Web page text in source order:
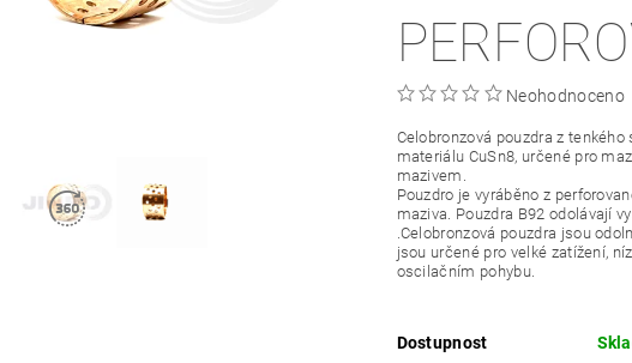
Neohodnoceno
Celobronzová pouzdra z
materiálu CuSn8, určené pro
mazivem.
Pouzdro je vyráběno z
maziva. Pouzdra B92 odolávají
.Celobronzová pouzdra jsou
jsou určené pro velké zatížení,
oscilačním pohybu.
Dostupnost